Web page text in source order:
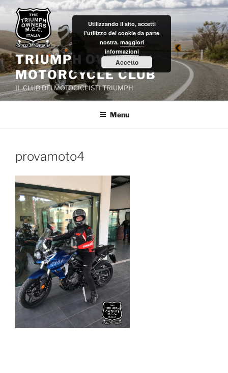
Salta
contenuto
TRIUMPH OWNERS'
MOTORCYCLE CLUB
IL CLUB DEI MOTOCICLISTI TRIUMPH
Menu
provamoto4
Utilizzando il sito, accetti
l'utilizzo dei cookie da parte
nostra. maggiori
informazioni
Accetto